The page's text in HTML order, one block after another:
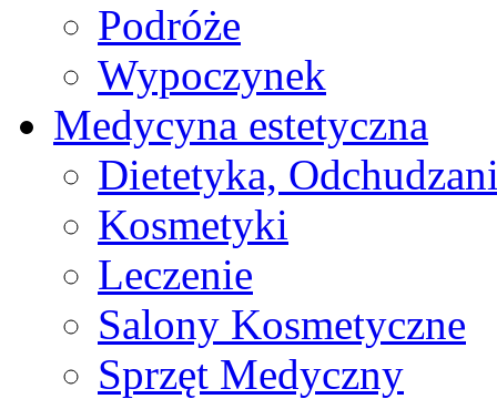
Podróże
Wypoczynek
Medycyna estetyczna
Dietetyka,
Kosmetyki
Leczenie
Salony Kosmetyczne
Sprzęt Medyczny